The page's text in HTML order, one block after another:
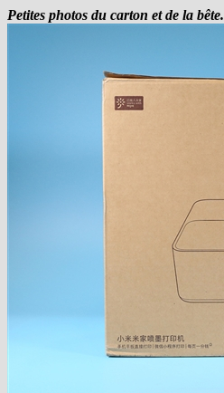
Petites photos du carton et de la bête.